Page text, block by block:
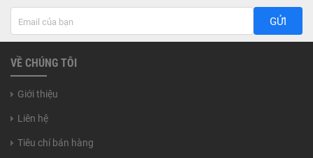
GỬI
VỀ CHÚNG TÔI
Giới thiệu
Liên hệ
Tiêu chí bán hàng